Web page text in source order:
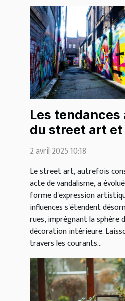
Les
du street art
impact sur la
2 avril 2025 10:18
Le street art, autrefois
acte de vandalisme, a
forme d'expression
influences s'étendent
rues, imprégnant la sphère
décoration intérieure.
travers les courants...